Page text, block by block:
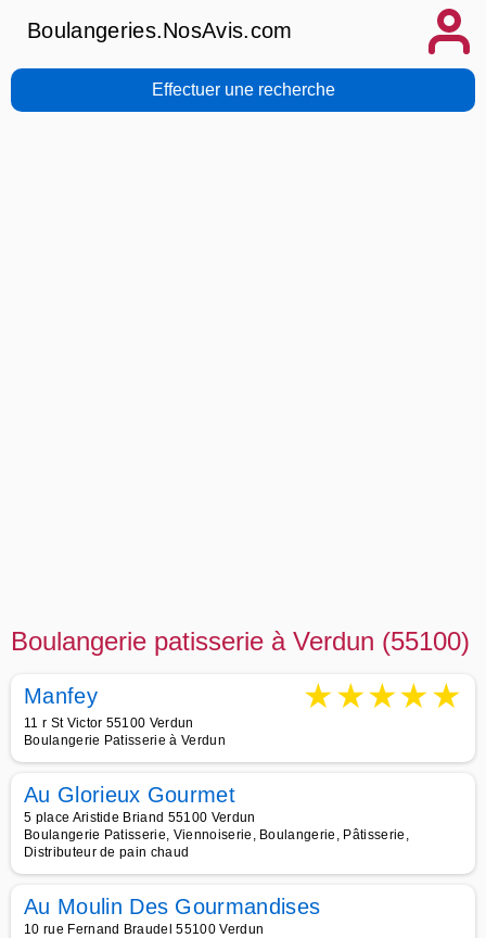
Boulangeries.NosAvis.com
Effectuer une recherche
Boulangerie patisserie à Verdun (55100)
Manfey ★★★★★
11 r St Victor 55100 Verdun
Boulangerie Patisserie à Verdun
Au Glorieux Gourmet
5 place Aristide Briand 55100 Verdun
Boulangerie Patisserie, Viennoiserie, Boulangerie, Pâtisserie,
Distributeur de pain chaud
Au Moulin Des Gourmandises
10 rue Fernand Braudel 55100 Verdun